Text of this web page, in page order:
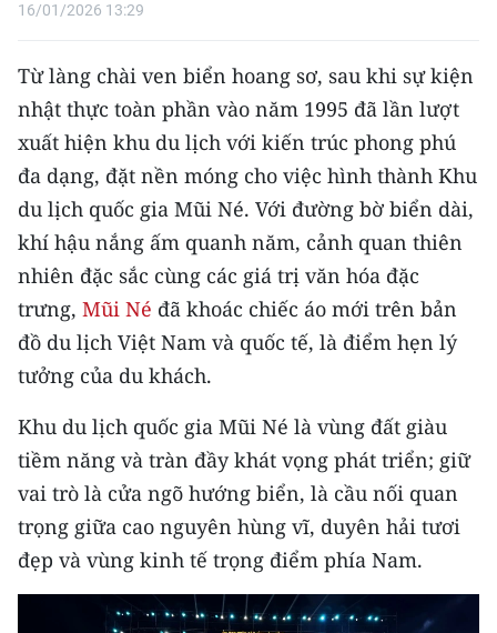
Chuyên trang Hà Nội
Chuyên trang TP. Hồ Chí Minh
CHUYÊN ĐỀ
CÁC CHUYÊN TRANG
VỀ BÁO NHÂN DÂN
THỜI NAY
NHÂN DÂN CUỐI TUẦN
NHÂN DÂN HẰNG THÁNG
MUA BÁO
ĐỌC BÁO IN
16/01/2026 13:29
Từ làng chài ven biển hoang sơ, sau khi sự kiện
nhật thực toàn phần vào năm 1995 đã lần lượt
xuất hiện khu du lịch với kiến trúc phong phú
đa dạng, đặt nền móng cho việc hình thành Khu
du lịch quốc gia Mũi Né. Với đường bờ biển dài,
khí hậu nắng ấm quanh năm, cảnh quan thiên
nhiên đặc sắc cùng các giá trị văn hóa đặc
trưng, Mũi Né đã khoác chiếc áo mới trên bản
đồ du lịch Việt Nam và quốc tế, là điểm hẹn lý
tưởng của du khách.
Khu du lịch quốc gia Mũi Né là vùng đất giàu
tiềm năng và tràn đầy khát vọng phát triển; giữ
vai trò là cửa ngõ hướng biển, là cầu nối quan
trọng giữa cao nguyên hùng vĩ, duyên hải tươi
đẹp và vùng kinh tế trọng điểm phía Nam.